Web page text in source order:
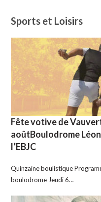
Sports et Loisirs
Fête votive de
aoûtBoulodrome
l’EBJC
Quinzaine boulistique
boulodrome Jeudi 6…